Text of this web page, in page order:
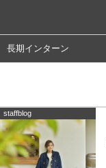
長期インターン
staffblog